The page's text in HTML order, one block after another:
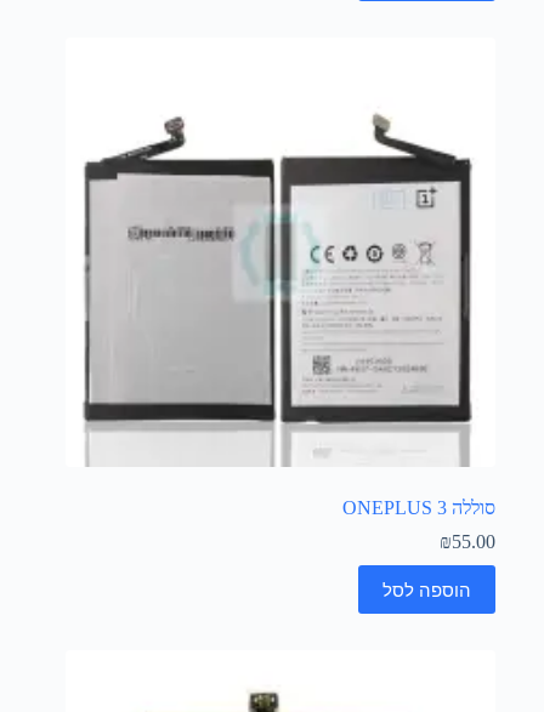
סוללה ONEPLUS 3
₪55.00
הוספה לסל